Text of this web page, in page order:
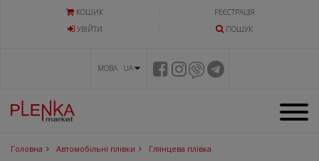
КОШИК
РЕЄСТРАЦІЯ
УВIЙТИ
ПОШУК
МОВА UA
Головна Автомобільні плівки
Глянцева плівка